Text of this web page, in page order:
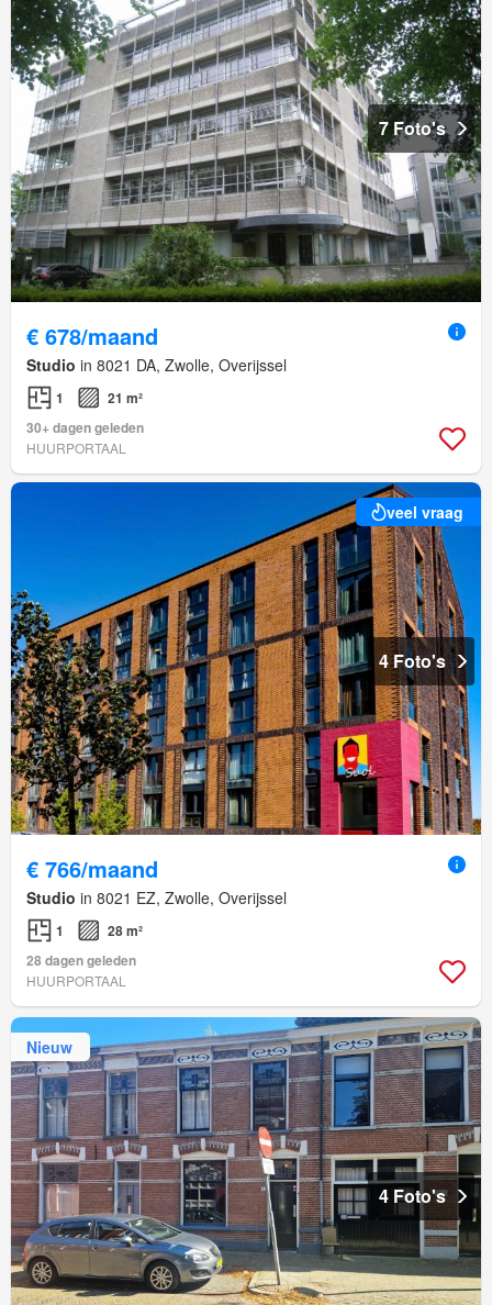
7 Foto's
€ 678/maand
Studio in 8021 DA, Zwolle, Overijssel
1
21 m²
30+ dagen geleden
HUURPORTAAL
veel vraag
4 Foto's
€ 766/maand
Studio in 8021 EZ, Zwolle, Overijssel
1
28 m²
28 dagen geleden
HUURPORTAAL
Nieuw
4 Foto's